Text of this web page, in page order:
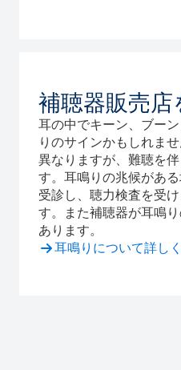
補聴器販売店
耳の中でキーン、ブー
りのサインかもしれま
異なりますが、難聴を
す。耳鳴りの兆候があ
受診し、聴力検査を受
す。また補聴器が耳鳴
あります。
耳鳴りについて詳し